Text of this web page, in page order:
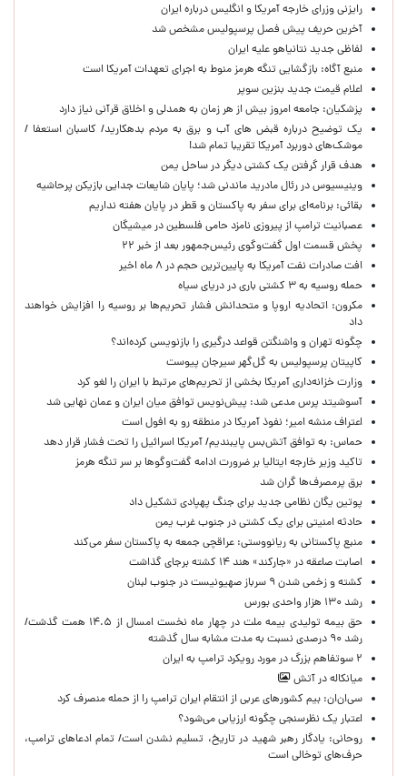
رایزنی وزرای خارجه آمریکا و انگلیس درباره ایران
آخرین حریف پیش فصل پرسپولیس مشخص شد
لفاظی جدید نتانیاهو علیه ایران
منبع آگاه: بازگشایی تنگه هرمز منوط به اجرای تعهدات آمریکا است
اعلام قیمت جدید بنزین سوپر
پزشکیان: جامعه امروز بیش از هر زمان به همدلی و اخلاق قرآنی نیاز دارد
یک توضیح درباره قبض های آب و برق به مردم بدهکارید/ کاسبان استعفا /
موشک‌های دوربرد آمریکا تقریبا تمام شد!
هدف قرار گرفتن یک کشتی دیگر در ساحل یمن
وینیسیوس در رئال مادرید ماندنی شد؛ پایان شایعات جدایی بازیکن پرحاشیه
بقائی: برنامه‌ای برای سفر به پاکستان و قطر در پایان هفته نداریم
عصبانیت ترامپ از پیروزی نامزد حامی فلسطین در میشیگان
پخش قسمت اول گفت‌وگوی رئیس‌جمهور بعد از خبر ۲۲
افت صادرات نفت آمریکا به پایین‌ترین حجم در ۸ ماه اخیر
حمله روسیه به ۳ کشتی باری در دریای سیاه
مکرون: اتحادیه اروپا و متحدانش فشار تحریم‌ها بر روسیه را افزایش خواهند
داد
چگونه تهران و واشنگتن قواعد درگیری را بازنویسی کرده‌اند؟
کاپیتان پرسپولیس به گل‌گهر سیرجان پیوست
وزارت خزانه‌داری آمریکا بخشی از تحریم‌های مرتبط با ایران را لغو کرد
آسوشیتد پرس مدعی شد: پیش‌نویس توافق میان ایران و عمان نهایی شد
اعتراف منشه امیر؛ نفوذ آمریکا در منطقه رو به افول است
حماس: به توافق آتش‌بس پایبندیم/ آمریکا اسرائیل را تحت فشار قرار دهد
تاکید وزیر خارجه ایتالیا بر ضرورت ادامه گفت‌وگوها بر سر تنگه هرمز
برق پرمصرف‌ها گران شد
پوتین یگان نظامی جدید برای جنگ پهپادی تشکیل داد
حادثه امنیتی برای یک کشتی در جنوب غرب یمن
منبع پاکستانی به ریانووستی: عراقچی جمعه به پاکستان سفر می‌کند
اصابت صاعقه در «جارکند» هند ۱۴ کشته برجای گذاشت
کشته و زخمی شدن ۹ سرباز صهیونیست در جنوب لبنان
رشد ۱۳۰ هزار واحدی بورس
حق بیمه تولیدی بیمه ملت در چهار ماه نخست امسال از ۱۴.۵ همت گذشت/
رشد ۹۰ درصدی نسبت به مدت مشابه سال گذشته
۲ سوتفاهم بزرگ در مورد رویکرد ترامپ به ایران
میانکاله در آتش
سی‌ان‌ان: بیم کشورهای عربی از انتقام ایران ترامپ را از حمله منصرف کرد
اعتبار یک نظرسنجی چگونه ارزیابی می‌شود؟
روحانی: یادگار رهبر شهید در تاریخ، تسلیم نشدن است/ تمام ادعاهای ترامپ،
حرف‌های توخالی است